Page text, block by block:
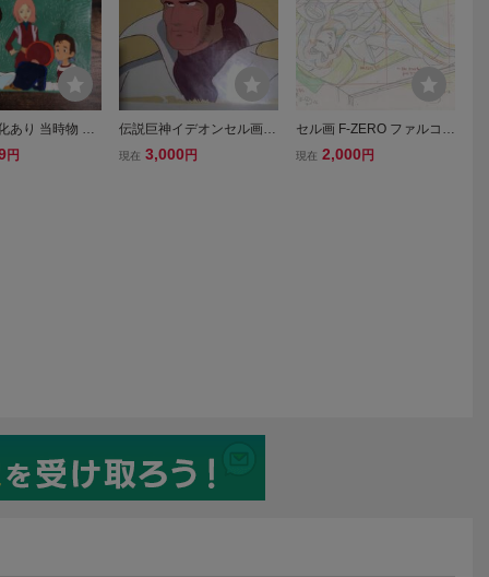
あり 当時物 伝
ン セル画 背
円
伝説巨神イデオンセル画D
3
現在 3,000 円
セル画 F-ZERO ファルコン
伝説 2カットセット 原画5
現在 2,000 円